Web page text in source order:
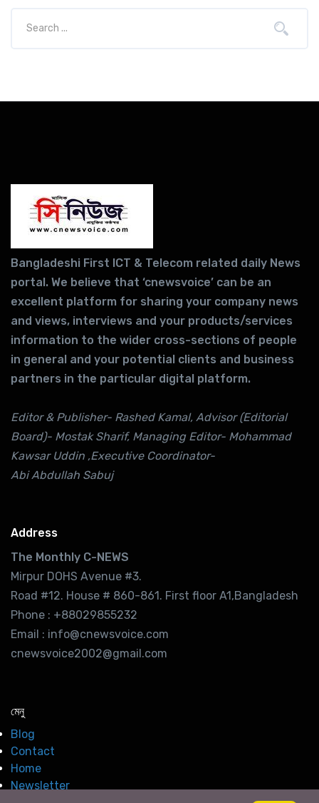
Bangladeshi First ICT & Telecom related daily News
portal. We believe that ‘cnewsvoice’ can be an
excellent platform for sharing your company news
and views, interviews and your products/services
information to the wider cross-sections of people
in general and your potential clients and business
partners in the particular digital platform.
Editor & Publisher- Rashed Kamal, Advisor (Editorial
Board)- Mostak Sharif, Managing Editor- Mohammad
Kawsar Uddin ,Executive Coordinator-
Abi Abdullah Sabuj
Address
The Monthly C-NEWS
Mirpur DOHS Avenue #3.
Road #12. House # 860-861. First floor A1,Bangladesh
Phone : +88029855232
Email : info@cnewsvoice.com
cnewsvoice2002@gmail.com
মেনু
Blog
Contact
Home
Newsletter